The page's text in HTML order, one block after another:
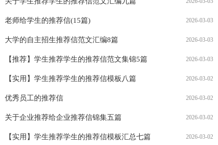
老师给学生的推荐信(15篇) 2026-03-03
大学的自主招生推荐信范文汇编8篇 2026-03-03
【推荐】学生推荐学生的推荐信范文集锦5篇 2026-03-03
【实用】学生推荐学生的推荐信模板八篇 2026-03-02
优秀员工的推荐信 2026-03-02
关于企业推荐给企业推荐信锦集五篇 2026-03-02
【实用】学生推荐学生的推荐信模板汇总七篇 2026-03-02